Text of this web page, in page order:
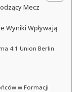
Mecz
Wyniki Wpływają
4:1 Union Berlin
w Formacji